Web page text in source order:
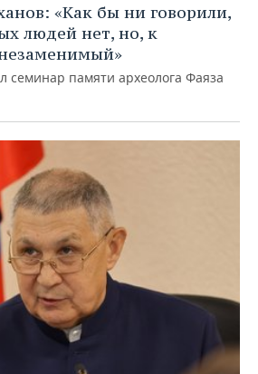
«Как бы ни говорили,
людей нет, но, к
семинар памяти археолога Фаяза